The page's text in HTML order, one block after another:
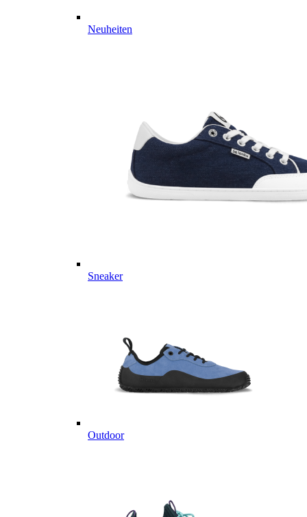
Neuheiten
Sneaker
Outdoor